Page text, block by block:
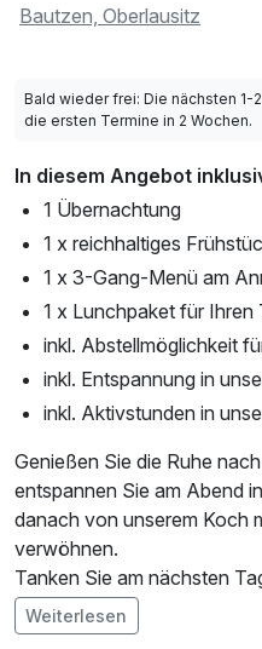
Bautzen, Oberlausitz
Bald wieder frei: Die nächsten 1-
die ersten Termine in 2 Wochen.
In diesem Angebot
1 Übernachtung
1 x reichhaltiges
1 x 3-Gang-Menü am
1 x Lunchpaket für Ihren
inkl. Abstellmöglichkeit
inkl. Entspannung in
inkl. Aktivstunden in
Genießen Sie die Ruhe
entspannen Sie am Abend
danach von unserem Koch
verwöhnen.
Tanken Sie am nächsten
Frühstücksbüfett und
Streckenabschnitt das
Im Angebot enthalten
Weiterlesen